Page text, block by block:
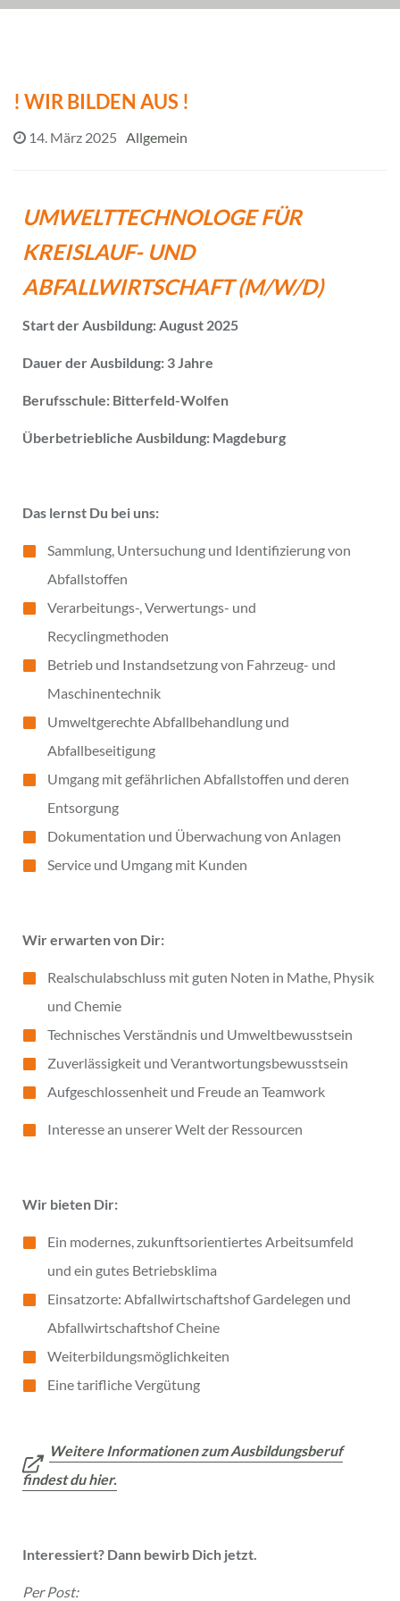
! WIR BILDEN AUS !
14. März 2025 Allgemein
UMWELTTECHNOLOGE FÜR
KREISLAUF- UND
ABFALLWIRTSCHAFT(M/W/D)
Start der Ausbildung: August 2025
Dauer der Ausbildung: 3 Jahre
Berufsschule: Bitterfeld-Wolfen
Überbetriebliche Ausbildung: Magdeburg
Das lernst Du bei uns:
Sammlung, Untersuchung und Identifizierung von
Abfallstoffen
Verarbeitungs-, Verwertungs- und
Recyclingmethoden
Betrieb und Instandsetzung von Fahrzeug- und
Maschinentechnik
Umweltgerechte Abfallbehandlung und
Abfallbeseitigung
Umgang mit gefährlichen Abfallstoffen und deren
Entsorgung
Dokumentation und Überwachung von Anlagen
Service und Umgang mit Kunden
Wir erwarten von Dir:
Realschulabschluss mit guten Noten in Mathe, Physik
und Chemie
Technisches Verständnis und Umweltbewusstsein
Zuverlässigkeit und Verantwortungsbewusstsein
Aufgeschlossenheit und Freude an Teamwork
Interesse an unserer Welt der Ressourcen
Wir bieten Dir:
Ein modernes, zukunftsorientiertes Arbeitsumfeld
und ein gutes Betriebsklima
Einsatzorte: Abfallwirtschaftshof Gardelegen und
Abfallwirtschaftshof Cheine
Weiterbildungsmöglichkeiten
Eine tarifliche Vergütung
Weitere Informationen zum Ausbildungsberuf
findest du hier.
Interessiert? Dann bewirb Dich jetzt.
Per Post: